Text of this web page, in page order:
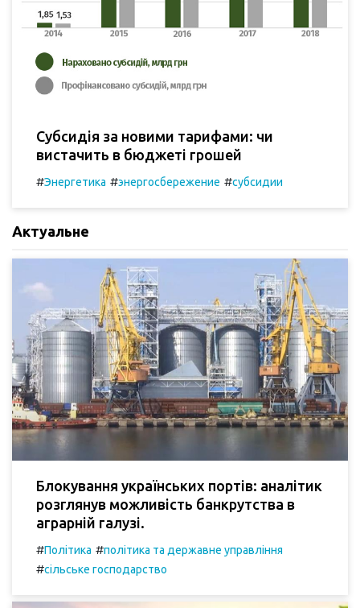
Субсидія за новими тарифами: чи
вистачить в бюджеті грошей
#Энергетика #энергосбережение #субсидии
Актуальне
Блокування українських портів: аналітик
розглянув можливість банкрутства в
аграрній галузі.
#Політика #політика та державне управління
#сільське господарство